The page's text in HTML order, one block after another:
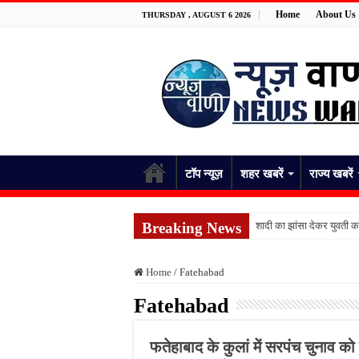
THURSDAY , AUGUST 6 2026 Home About Us
टॉप न्यूज़ शहर खबरें राज्य खबरें
Breaking News शादी का झांसा देकर युवती
बारिश भी नहीं रोक सकी
फतेहपुर के देवीगंज में दूषित
Home / Fatehabad
Fatehabad
फतेहाबाद के कुलां में सरपंच चुनाव को